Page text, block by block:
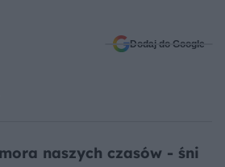
Dodaj do Google
naszych czasów - śni